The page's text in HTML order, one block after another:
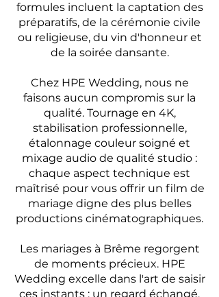
formules incluent la captation des
préparatifs, de la cérémonie civile
ou religieuse, du vin d'honneur et
de la soirée dansante.
Chez HPE Wedding, nous ne
faisons aucun compromis sur la
qualité. Tournage en 4K,
stabilisation professionnelle,
étalonnage couleur soigné et
mixage audio de qualité studio :
chaque aspect technique est
maîtrisé pour vous offrir un film de
mariage digne des plus belles
productions cinématographiques.
Les mariages à Brême regorgent
de moments précieux. HPE
Wedding excelle dans l'art de saisir
ces instants : un regard échangé,